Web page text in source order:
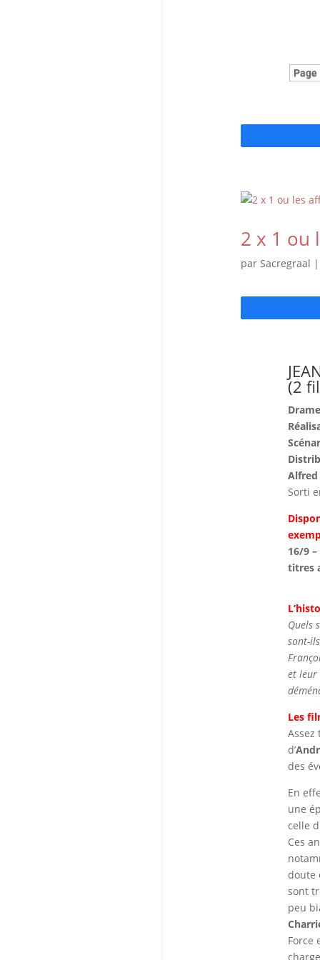
Page
2 x 1 ou
par Sacregraal |
(2
Alfred
Sorti
16/9
titres
Quels
sont-
et leur
Les
Assez
d’
des
En
une
celle
Ces
doute
sont
peu
Force